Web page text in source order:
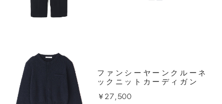
ファンシーヤーンクルーネ
ックニットカーディガン
￥27,500